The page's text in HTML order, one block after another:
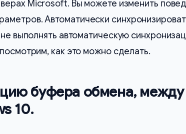
Microsoft. Вы можете изменить
Автоматически
выполнять автоматическую
как это можно сделать.
буфера обмена, между
10.